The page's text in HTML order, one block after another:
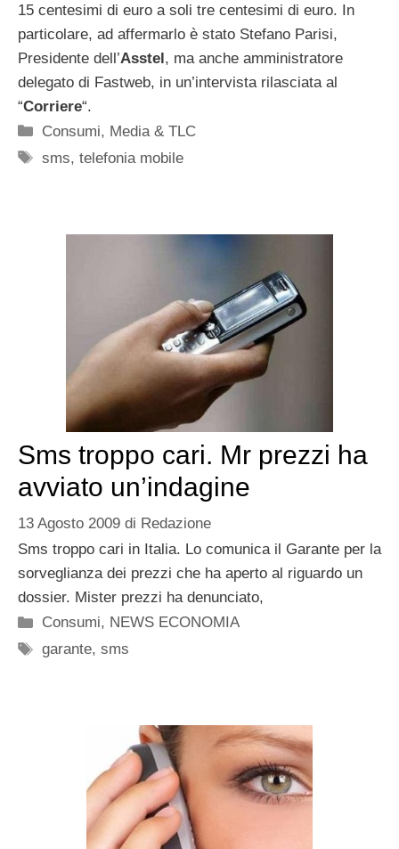
15 centesimi di euro a soli tre centesimi di euro. In
particolare, ad affermarlo è stato Stefano Parisi,
Presidente dell’Asstel, ma anche amministratore
delegato di Fastweb, in un’intervista rilasciata al
“Corriere“.
Categorie
Consumi, Media & TLC
Tag
sms,telefonia mobile
Sms troppo cari. Mr prezzi ha
avviato un’indagine
13 Agosto 2009 di Redazione
Sms troppo cari in Italia. Lo comunica il Garante per la
sorveglianza dei prezzi che ha aperto al riguardo un
dossier. Mister prezzi ha denunciato,
Categorie
Consumi, NEWS ECONOMIA
Tag
garante,sms